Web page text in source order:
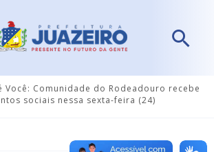
Você: Comunidade do Rodeadouro recebe
sociais nessa sexta-feira (24)